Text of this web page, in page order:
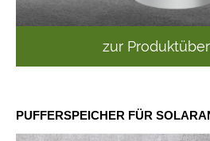
zur
PUFFERSPEICHER FÜR